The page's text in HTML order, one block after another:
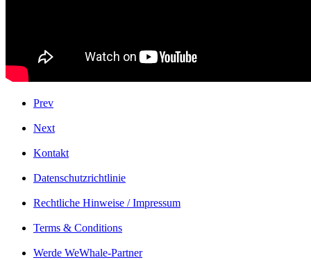
Prev
Next
Kontakt
Datenschutzrichtlinie
Rechtliche Hinweise / Impressum
Terms & Conditions
Werde WeWhale-Partner